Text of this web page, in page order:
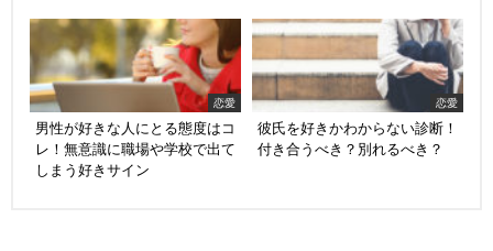
恋愛
男性が好きな人にとる態度はコ
レ！無意識に職場や学校で出て
しまう好きサイン
恋愛
彼氏を好きかわからない診断！
付き合うべき？別れるべき？